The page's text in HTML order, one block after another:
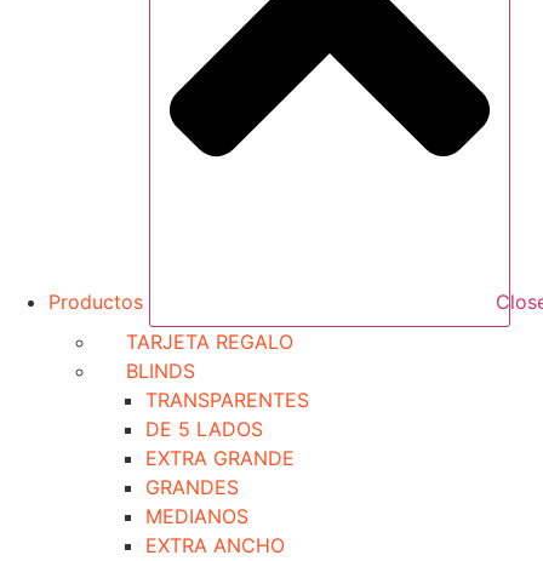
Productos
TARJETA REGALO
BLINDS
TRANSPARENTES
DE 5 LADOS
EXTRA GRANDE
GRANDES
MEDIANOS
EXTRA ANCHO